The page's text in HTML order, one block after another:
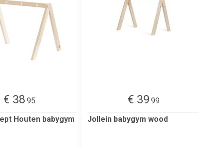
€ 38.95
Houten babygym
€ 39.99
Jollein babygym wood